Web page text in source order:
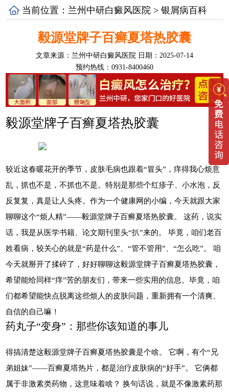
当前位置： 兰州中研白癜风医院 >银屑病百科
毅源堂牌子百癣夏塔热胶囊
文章来源： 兰州中研白癜风医院 日期：2025-07-14
预约热线：0931-8400460
毅源堂牌子百癣夏塔热胶囊
较近这春暖花开的季节，皮肤毛病也跟着“冒头”，痒得我心烦意
乱，抓也不是，不抓也不是。特别是那些个红疹子、小水泡，反
反复复，真是让人头疼。作为一个健康网的小编，今天就跟大家
聊聊这个“烦人精”——毅源堂牌子百癣夏塔热胶囊。 这药，说实
话，我是从医学书籍、论文期刊里头“扒”来的。 毕竟，咱们老百
姓看病，较关心的就是“药是什么”、“管不管用”、“怎么吃”。 咱
今天就掰开了揉碎了，好好聊聊这毅源堂牌子百癣夏塔热胶囊，
希望能给同样“痒”苦的朋友们，带来一些实用的信息。毕竟，咱
们都希望能快点脱离这些烦人的皮肤问题，重新拥有一个清爽、
自信的自己嘛！
药丸子“变身”：那些你该知道的事儿
得搞清楚这毅源堂牌子百癣夏塔热胶囊是个啥。 它啊，有个“兄
弟姐妹”——百癣夏塔热片，都是治疗皮肤病的“好手”。 它俩都
属于非激素类药物，这意味着啥？ 换句话说，就是不像激素药那